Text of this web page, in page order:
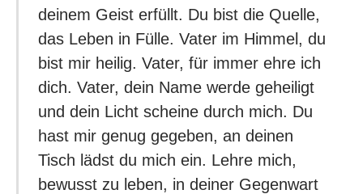
deinem Geist erfüllt. Du bist die Quelle,
das Leben in Fülle. Vater im Himmel, du
bist mir heilig. Vater, für immer ehre ich
dich. Vater, dein Name werde geheiligt
und dein Licht scheine durch mich. Du
hast mir genug gegeben, an deinen
Tisch lädst du mich ein. Lehre mich,
bewusst zu leben, in deiner Gegenwart